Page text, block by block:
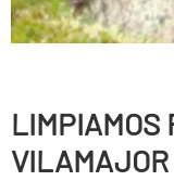
LIMPIAMOS
VILAMAJOR